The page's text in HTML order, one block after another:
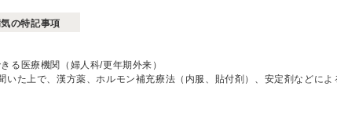
の特記事項
る医療機関（婦人科/更年期外来）
いた上で、漢方薬、ホルモン補充療法（内服、貼付剤）、安定剤などによ